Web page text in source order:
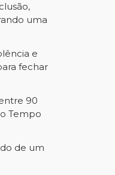
uma
e
fechar
90
Tempo
de um